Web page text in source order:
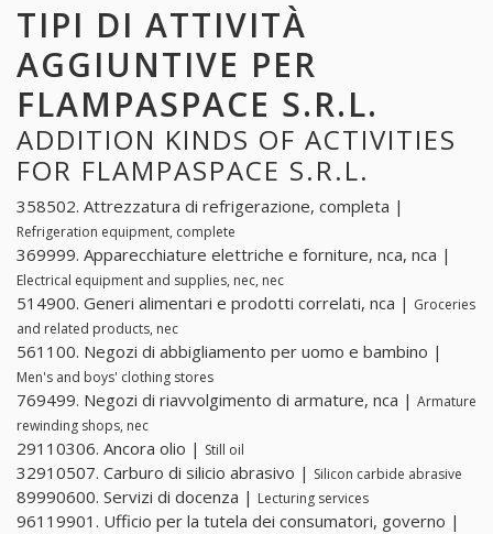
TIPI DI ATTIVITÀ
AGGIUNTIVE PER
FLAMPASPACE S.R.L.
ADDITION KINDS OF ACTIVITIES
FOR FLAMPASPACE S.R.L.
358502. Attrezzatura di refrigerazione, completa |
Refrigeration equipment, complete
369999. Apparecchiature elettriche e forniture, nca, nca |
Electrical equipment and supplies, nec, nec
514900. Generi alimentari e prodotti correlati, nca | Groceries
and related products, nec
561100. Negozi di abbigliamento per uomo e bambino |
Men's and boys' clothing stores
769499. Negozi di riavvolgimento di armature, nca | Armature
rewinding shops, nec
29110306. Ancora olio | Still oil
32910507. Carburo di silicio abrasivo | Silicon carbide abrasive
89990600. Servizi di docenza | Lecturing services
96119901. Ufficio per la tutela dei consumatori, governo |